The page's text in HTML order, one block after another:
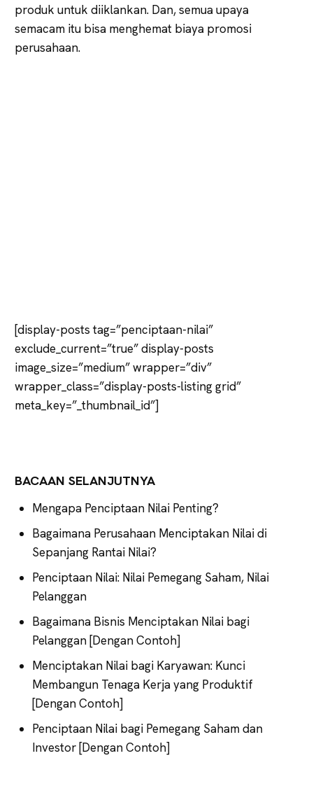
produk untuk diiklankan. Dan, semua upaya
semacam itu bisa menghemat biaya promosi
perusahaan.
[display-posts tag=”penciptaan-nilai”
exclude_current=”true” display-posts
image_size=”medium” wrapper=”div”
wrapper_class=”display-posts-listing grid”
meta_key=”_thumbnail_id”]
BACAAN SELANJUTNYA
Mengapa Penciptaan Nilai Penting?
Bagaimana Perusahaan Menciptakan Nilai di
Sepanjang Rantai Nilai?
Penciptaan Nilai: Nilai Pemegang Saham, Nilai
Pelanggan
Bagaimana Bisnis Menciptakan Nilai bagi
Pelanggan [Dengan Contoh]
Menciptakan Nilai bagi Karyawan: Kunci
Membangun Tenaga Kerja yang Produktif
[Dengan Contoh]
Penciptaan Nilai bagi Pemegang Saham dan
Investor [Dengan Contoh]